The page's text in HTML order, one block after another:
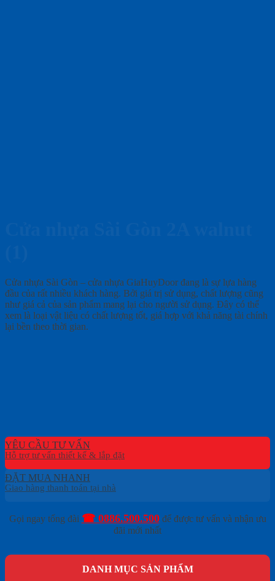
Cửa nhựa Sài Gòn – cửa nhựa GiaHuyDoor đang là sự lựa hàng
đầu của rất nhiều khách hàng. Bởi giá trị sử dụng, chất lượng cũng
như giá cả của sản phẩm mang lại cho người sử dụng. Đây có thể
xem là loại vật liệu có chất lượng tốt, giá hợp với khả năng tài chính
lại bền theo thời gian.
YÊU CẦU TƯ VẤN
ĐẶT MUA NHANH
Gọi ngay tổng đài ☎ 0886.500.500để được tư vấn và nhận ưu
đãi mới nhất
DANH MỤC SẢN PHẨM